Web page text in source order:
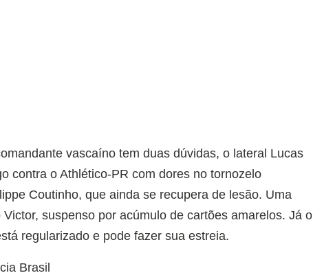
vascaíno tem duas dúvidas, o lateral Lucas
contra o Athlético-PR com dores no tornozelo
Coutinho, que ainda se recupera de lesão. Uma
suspenso por acúmulo de cartões amarelos. Já o
regularizado e pode fazer sua estreia.
Brasil